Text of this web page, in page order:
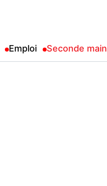
Emploi Seconde main